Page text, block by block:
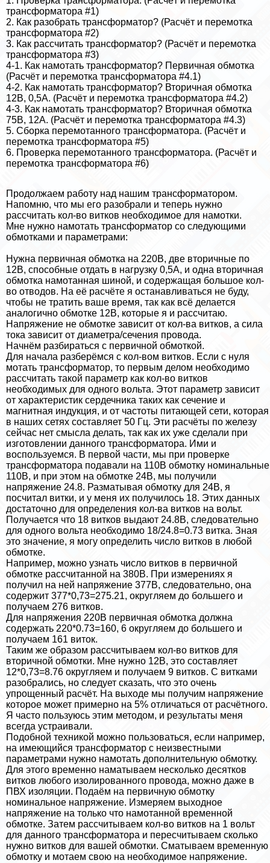
трaнcформатора #1)
2. Как разобрать трaнcформатор? (Расчёт и перемотка
трaнcформатора #2)
3. Как рассчитать трaнcформатор? (Расчёт и перемотка
трaнcформатора #3)
4-1. Как намотать трaнcформатор? Первичная обмотка
(Расчёт и перемотка трaнcформатора #4.1)
4-2. Как намотать трaнcформатор? Вторичная обмотка
12В, 0,5А. (Расчёт и перемотка трaнcформатора #4.2)
4-3. Как намотать трaнcформатор? Вторичная обмотка
75В, 12А. (Расчёт и перемотка трaнcформатора #4.3)
5. Сборка перемотанного трaнcформатора. (Расчёт и
перемотка трaнcформатора #5)
6. Проверка перемотанного трaнcформатора. (Расчёт и
перемотка трaнcформатора #6)
Продолжаем работу над нашим трaнcформатором.
Напомню, что мы его разобрали и теперь нужно
рассчитать кол-во витков необходимое для намотки.
Мне нужно намотать трaнcформатор со следующими
обмотками и параметрами:
Нужна первичная обмотка на 220В, две вторичные по
12В, способные отдать в нагрузку 0,5А, и одна вторичная
обмотка намотанная шиной, и содержащая большое кол-
во отводов. На её расчёте я останавливаться не буду,
чтобы не тратить ваше время, так как всё делается
аналогично обмотке 12В, которые я и рассчитаю.
Напряжение не обмотке зависит от кол-ва витков, а сила
тока зависит от диаметра/сечения провода.
Начнём разбираться с первичной обмоткой.
Для начала разберёмся с кол-вом витков. Если с нуля
мотать трaнcформатор, то первым делом необходимо
рассчитать такой параметр как кол-во витков
необходимых для одного вольта. Этот параметр зависит
от хаpaктеристик сердечника таких как сечение и
магнитная индукция, и от частоты питающей сети, которая
в наших сетях составляет 50 Гц. Эти расчёты по железу
сейчас нет смысла делать, так как их уже сделали при
изготовлении данного трaнcформатора. Ими и
воспользуемся. В первой части, мы при проверке
трaнcформатора подавали на 110В обмотку номинальные
110В, и при этом на обмотке 24В, мы получили
напряжение 24.8. Разматывая обмотку для 24В, я
посчитал витки, и у меня их получилось 18. Этих данных
достаточно для определения кол-ва витков на вольт.
Получается что 18 витков выдают 24.8В, следовательно
для одного вольта необходимо 18/24.8=0.73 витка. Зная
это значение, я могу определить число витков в любой
обмотке.
Например, можно узнать число витков в первичной
обмотке рассчитанной на 380В. При измерениях я
получил на ней напряжение 377В, следовательно, она
содержит 377*0,73=275.21, округляем до большего и
получаем 276 витков.
Для напряжения 220В первичная обмотка должна
содержать 220*0.73=160, 6 округляем до большего и
получаем 161 виток.
Таким же образом рассчитываем кол-во витков для
вторичной обмотки. Мне нужно 12В, это составляет
12*0,73=8.76 округляем и получаем 9 витков. С витками
разобрались, но следует сказать, что это очень
упрощенный расчёт. На выходе мы получим напряжение
которое может примерно на 5% отличаться от расчётного.
Я часто пользуюсь этим методом, и результаты меня
всегда устраивали.
Подобной техникой можно пользоваться, если например,
на имеющийся трaнcформатор с неизвестными
параметрами нужно намотать дополнительную обмотку.
Для этого временно наматываем несколько десятков
витков любого изолированного провода, можно даже в
ПВХ изоляции. Подаём на первичную обмотку
номинальное напряжение. Измеряем выходное
напряжение на только что намотанной временной
обмотке. Затем рассчитываем кол-во витков на 1 вольт
для данного трaнcформатора и пересчитываем сколько
нужно витков для вашей обмотки. Сматываем временную
обмотку и мотаем свою на необходимое напряжение.